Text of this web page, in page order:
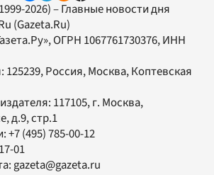
2026) – Главные новости дня
(Gazeta.Ru)
, ОГРН 1067761730376, ИНН
125239, Россия, Москва, Коптевская
117105, г. Москва,
д.9, стр.1
+7 (495) 785-00-12
01
gazeta@gazeta.ru